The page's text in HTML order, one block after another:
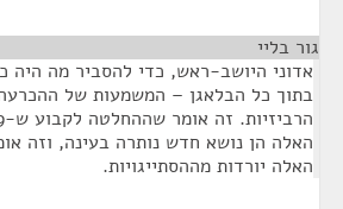
גור בליי
אדוני היושב-ראש, כדי להסביר מה היה
בתוך כל הבלאגן – המשמעות של
האלה הן נושא חדש נותרה בעינה, וזה
האלה יורדות מההסתייגויות.